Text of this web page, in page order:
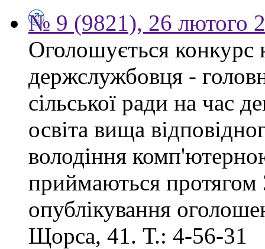
№ 9 (9821), 26 лютого
Оголошується конкурс
держслужбовця -
сільської ради на час
освіта вища
володіння
приймаються протягом
опублікування
Щорса, 41. Т.: 4-56-31